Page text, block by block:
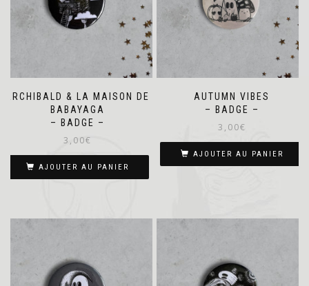
ARCHIBALD & LA MAISON DE
BABAYAGA
– BADGE –
3,00€
AJOUTER AU PANIER
AUTUMN VIBES
– BADGE –
3,00€
AJOUTER AU PANIER